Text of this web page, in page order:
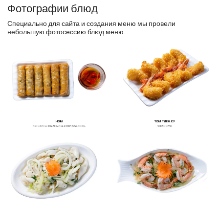
Фотографии блюд
Специально для сайта и создания меню мы провели
небольшую фотосессию блюд меню.